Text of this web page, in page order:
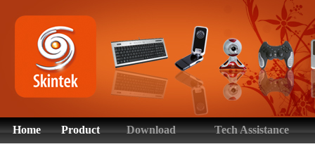
Home Product Download Tech Assistance